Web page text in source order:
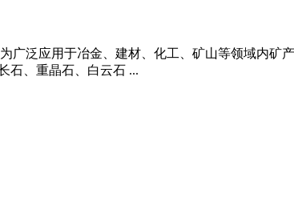
广泛应用于冶金、建材、化工、矿山等领域内矿
石、重晶石、白云石 ...